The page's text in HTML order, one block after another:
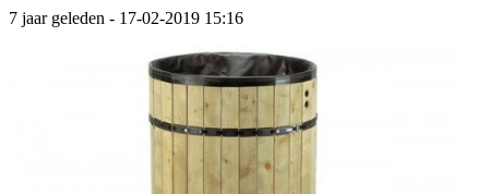
7 jaar geleden - 17-02-2019 15:16